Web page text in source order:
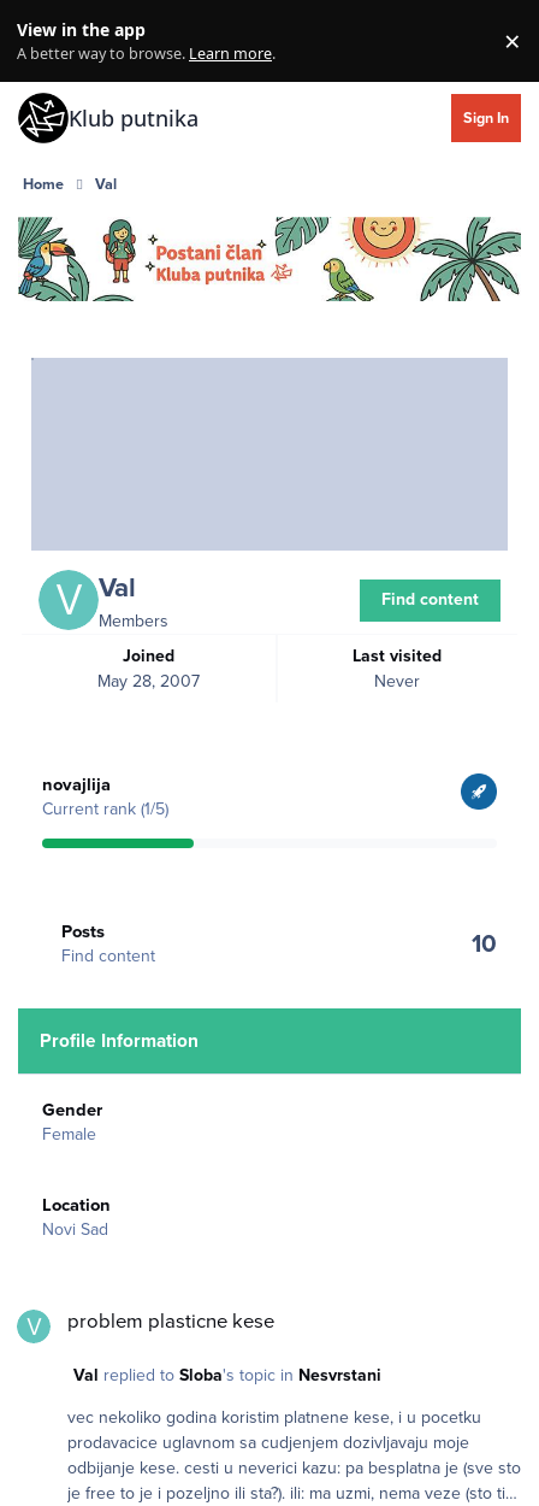
View in the app
A better way to browse. Learn more. ×
Klub putnika Sign In
Home Val
Val
Members
Joined
May 28, 2007
Last visited
Never
Find content
novajlija
Current rank (1/5)
Posts
Find content
10
Profile Information
Gender
Female
Location
Novi Sad
problem plasticne kese
Val replied to Sloba's topic in Nesvrstani
vec nekoliko godina koristim platnene kese, i u pocetku
prodavacice uglavnom sa cudjenjem dozivljavaju moje
odbijanje kese. cesti u neverici kazu: pa besplatna je (sve sto
je free to je i pozeljno ili sta?). ili: ma uzmi, nema veze (sto ti